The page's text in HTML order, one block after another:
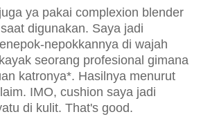
ya pakai complexion blender
digunakan. Saya jadi
nepokkannya di wajah
seorang profesional gimana
katronya*. Hasilnya menurut
IMO, cushion saya jadi
di kulit. That's good.